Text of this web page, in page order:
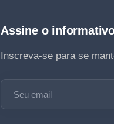
Assine o
Inscreva-se para se
Seu email